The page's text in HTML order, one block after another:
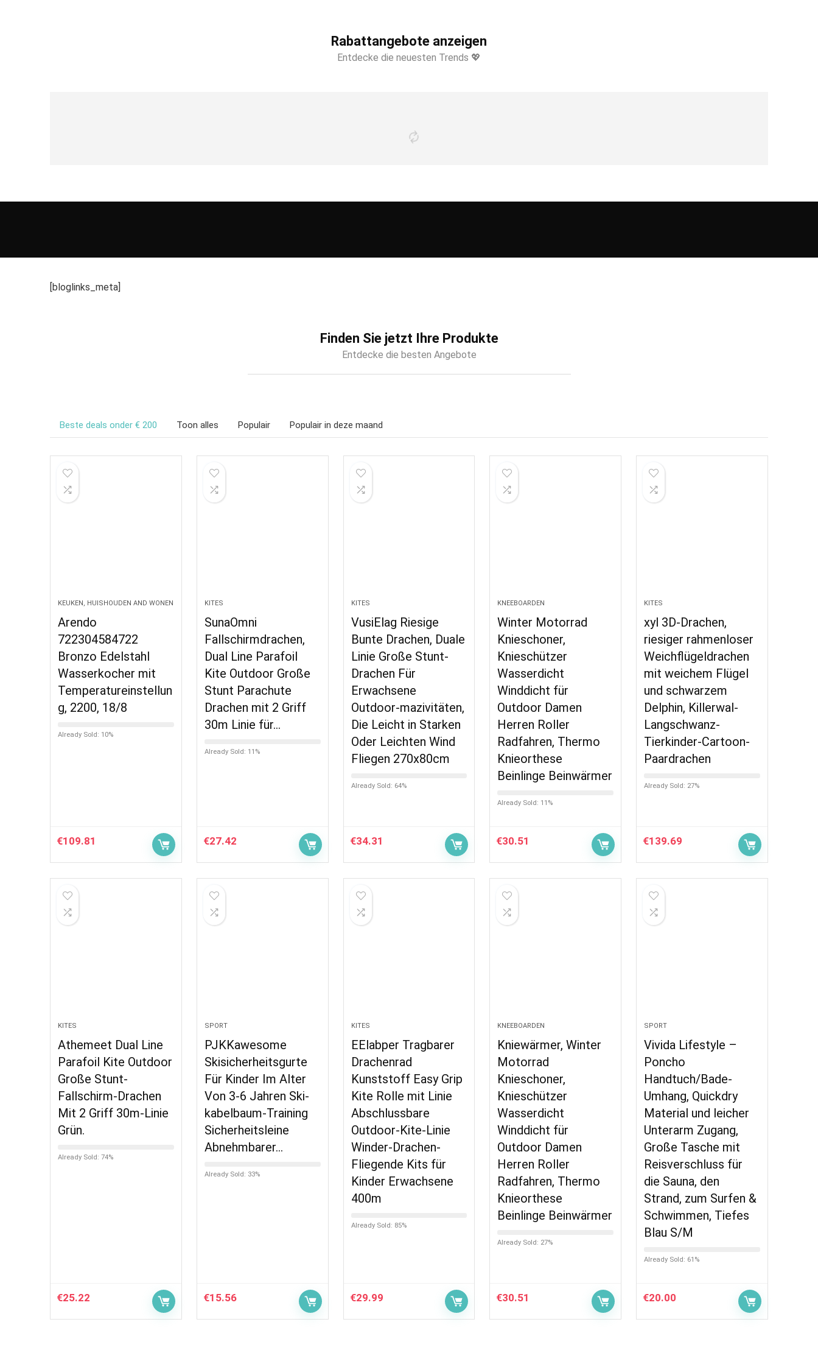
Rabattangebote anzeigen
Entdecke die neuesten Trends 💖
[bloglinks_meta]
Finden Sie jetzt Ihre Produkte
Entdecke die besten Angebote
Beste deals onder € 200 Toon alles Populair Populair in deze maand
KEUKEN, HUISHOUDEN AND WONEN
Arendo
722304584722
Bronzo Edelstahl
Wasserkocher mit
Temperatureinstellun
g, 2200, 18/8
Already Sold: 10%
€109.81
KITES
SunaOmni
Fallschirmdrachen,
Dual Line Parafoil
Kite Outdoor Große
Stunt Parachute
Drachen mit 2 Griff
30m Linie für…
Already Sold: 11%
€27.42
KITES
VusiElag Riesige
Bunte Drachen, Duale
Linie Große Stunt-
Drachen Für
Erwachsene
Outdoor-mazivitäten,
Die Leicht in Starken
Oder Leichten Wind
Fliegen 270x80cm
Already Sold: 64%
€34.31
KNEEBOARDEN
Winter Motorrad
Knieschoner,
Knieschützer
Wasserdicht
Winddicht für
Outdoor Damen
Herren Roller
Radfahren, Thermo
Knieorthese
Beinlinge Beinwärmer
Already Sold: 11%
€30.51
KITES
xyl 3D-Drachen,
riesiger rahmenloser
Weichflügeldrachen
mit weichem Flügel
und schwarzem
Delphin, Killerwal-
Langschwanz-
Tierkinder-Cartoon-
Paardrachen
Already Sold: 27%
€139.69
KITES
Athemeet Dual Line
Parafoil Kite Outdoor
Große Stunt-
Fallschirm-Drachen
Mit 2 Griff 30m-Linie
Grün.
Already Sold: 74%
€25.22
SPORT
PJKKawesome
Skisicherheitsgurte
Für Kinder Im Alter
Von 3-6 Jahren Ski-
kabelbaum-Training
Sicherheitsleine
Abnehmbarer…
Already Sold: 33%
€15.56
KITES
EElabper Tragbarer
Drachenrad
Kunststoff Easy Grip
Kite Rolle mit Linie
Abschlussbare
Outdoor-Kite-Linie
Winder-Drachen-
Fliegende Kits für
Kinder Erwachsene
400m
Already Sold: 85%
€29.99
KNEEBOARDEN
Kniewärmer, Winter
Motorrad
Knieschoner,
Knieschützer
Wasserdicht
Winddicht für
Outdoor Damen
Herren Roller
Radfahren, Thermo
Knieorthese
Beinlinge Beinwärmer
Already Sold: 27%
€30.51
SPORT
Vivida Lifestyle –
Poncho
Handtuch/Bade-
Umhang, Quickdry
Material und leicher
Unterarm Zugang,
Große Tasche mit
Reisverschluss für
die Sauna, den
Strand, zum Surfen &
Schwimmen, Tiefes
Blau S/M
Already Sold: 61%
€20.00